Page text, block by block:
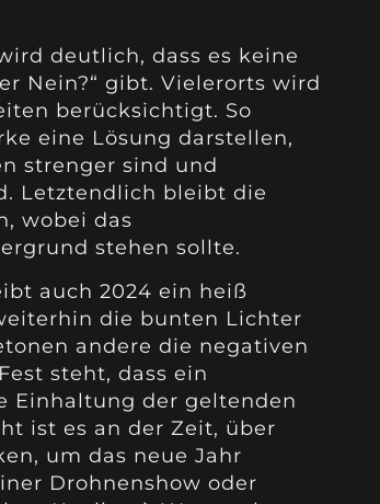
deutlich, dass es keine
Nein?“ gibt. Vielerorts wird
berücksichtigt. So
eine Lösung darstellen,
strenger sind und
Letztendlich bleibt die
wobei das
stehen sollte.
auch 2024 ein heiß
die bunten Lichter
andere die negativen
steht, dass ein
Einhaltung der geltenden
ist es an der Zeit, über
um das neue Jahr
Drohnenshow oder